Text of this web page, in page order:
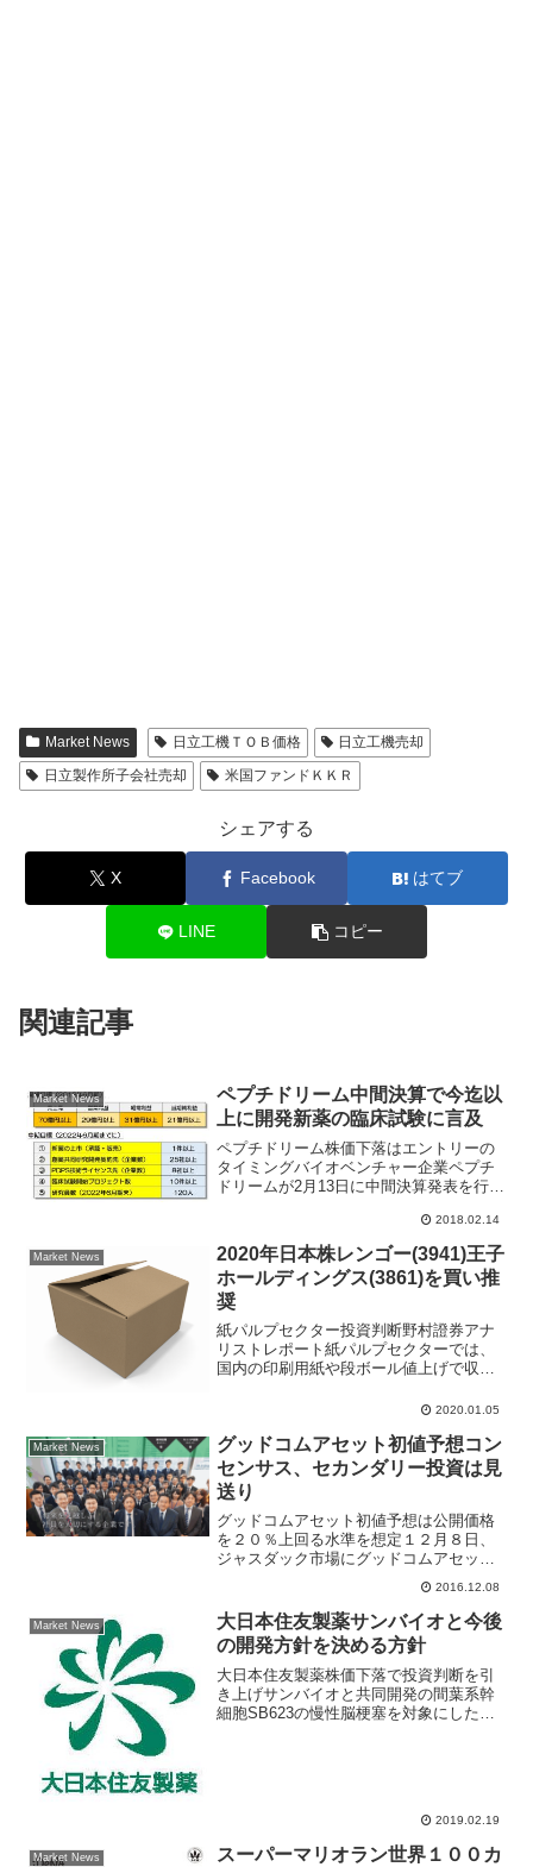
Market News 日立工機ＴＯＢ価格
日立工機売却
日立製作所子会社売却
米国ファンドＫＫＲ
シェアする
X Facebook はてブ
LINE コピー
関連記事
Market News
ペプチドリーム中間決算で今迄以
上に開発新薬の臨床試験に言及
ペプチドリーム株価下落はエントリーの
タイミングバイオベンチャー企業ペプチ
ドリームが2月13日に中間決算発表を行っ
ストからの評価は「ノーサプライズ」と
しながらも、今迄以上に研究開発に言及
している点は期待が持...
2018.02.14
Market News
2020年日本株レンゴー(3941)王子
ホールディングス(3861)を買い推
奨
紙パルプセクター投資判断野村證券アナ
リストレポート紙パルプセクターでは、
国内の印刷用紙や段ボール値上げで収益
増益率は鈍化すると予想。パルプ価格は
て、段ボールのマー...
2020.01.05
Market News
グッドコムアセット初値予想コン
センサス、セカンダリー投資は見
送り
グッドコムアセット初値予想は公開価格
を２０％上回る水準を想定１２月８日、
ジャスダック市場にグッドコムアセット
(3475)が新規上場する。ＩＰＯは昨日の
イントラスト(7191)に続いて３件目の案
件となる。グッドコムアセット初値予想
コンセンサス...
2016.12.08
Market News
大日本住友製薬サンバイオと今後
の開発方針を決める方針
大日本住友製薬株価下落で投資判断を引
き上げサンバイオと共同開発の間葉系幹
細胞SB623の慢性脳梗塞を対象にしたフ
2019.02.19
Market News
スーパーマリオラン世界１００カ